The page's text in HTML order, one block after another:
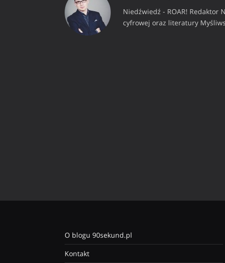
Niedźwiedź - ROAR!
cyfrowej oraz literatury
O blogu 90sekund.pl
Kontakt